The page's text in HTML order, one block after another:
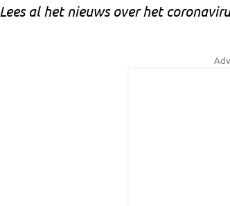
Lees al het nieuws over het